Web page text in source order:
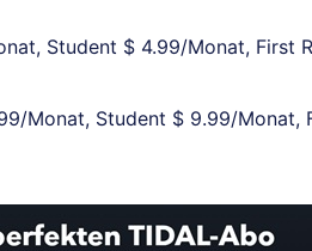
Student $ 4.99/Monat, First
Monat, Student $ 9.99/Monat,